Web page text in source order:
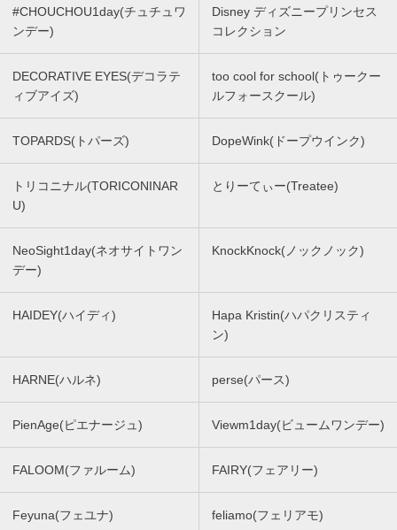
#CHOUCHOU1day(チュチュワ
ンデー)
Disney ディズニープリンセス
コレクション
DECORATIVE EYES(デコラテ
ィブアイズ)
too cool for school(トゥークー
ルフォースクール)
TOPARDS(トパーズ) DopeWink(ドープウインク)
トリコニナル(TORICONINAR
U)
とりーてぃー(Treatee)
NeoSight1day(ネオサイトワン
デー)
KnockKnock(ノックノック)
HAIDEY(ハイディ)
Hapa Kristin(ハパクリスティ
ン)
HARNE(ハルネ) perse(パース)
PienAge(ピエナージュ) Viewm1day(ビュームワンデー)
FALOOM(ファルーム) FAIRY(フェアリー)
Feyuna(フェユナ) feliamo(フェリアモ)